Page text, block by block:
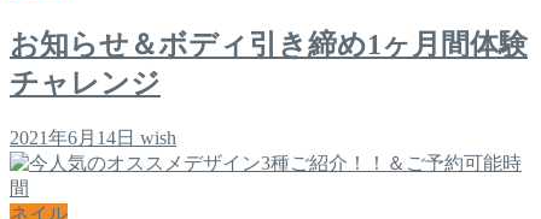
お知らせ＆ボディ引き締め1ヶ月間体験
チャレンジ
2021年6月14日 wish
ネイル